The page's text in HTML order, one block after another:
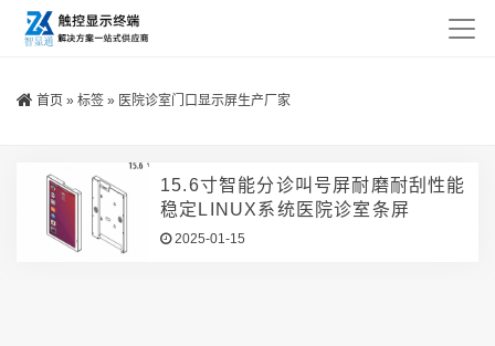
首页 » 标签 » 医院诊室门口显示屏生产厂家
15.6寸智能分诊叫号屏耐磨耐刮性能
稳定LINUX系统医院诊室条屏
2025-01-15